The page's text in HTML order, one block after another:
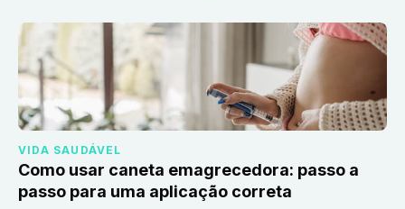
VIDA SAUDÁVEL
Como usar caneta emagrecedora: passo a
passo para uma aplicação correta